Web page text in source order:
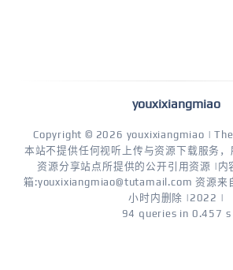
youxixiangmiao
Copyright © 2026 youxixiangmiao |
本站不提供任何视听上传与资源下载服务
资源分享站点所提供的公开引用资源 |内
箱:youxixiangmiao@tutamail.com 资源来
小时内删除 |2022 |
94 queries in 0.457 s